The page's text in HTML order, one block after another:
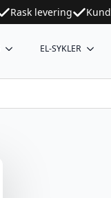
Rask levering
EL-SYKLER